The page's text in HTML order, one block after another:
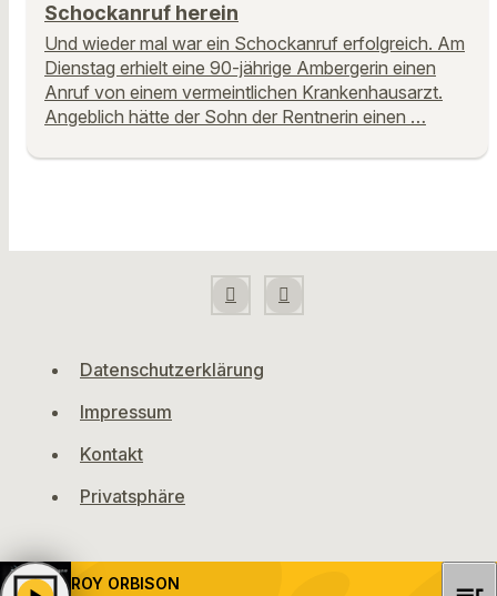
Schockanruf herein
Und wieder mal war ein Schockanruf erfolgreich. Am
Dienstag erhielt eine 90-jährige Ambergerin einen
Anruf von einem vermeintlichen Krankenhausarzt.
Angeblich hätte der Sohn der Rentnerin einen …
Datenschutzerklärung
Impressum
Kontakt
Privatsphäre
ROY ORBISON